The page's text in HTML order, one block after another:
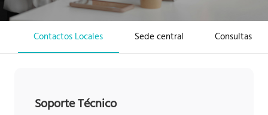
Contactos Locales Sede central Consultas
Soporte Técnico